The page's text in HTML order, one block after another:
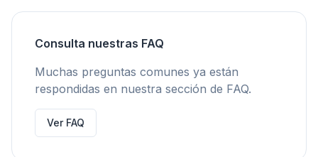
Consulta nuestras FAQ
Muchas preguntas comunes ya están
respondidas en nuestra sección de FAQ.
Ver FAQ
Para cualquier navegador
una vez, optimiza todos.